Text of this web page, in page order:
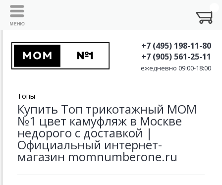
+7 (495) 198-11-80
+7 (905) 561-25-11
ежедневно 09:00-18:00
Топы
Купить Топ трикотажный MOM
№1 цвет камуфляж в Москве
недорого с доставкой |
Официальный интернет-
магазин momnumberone.ru